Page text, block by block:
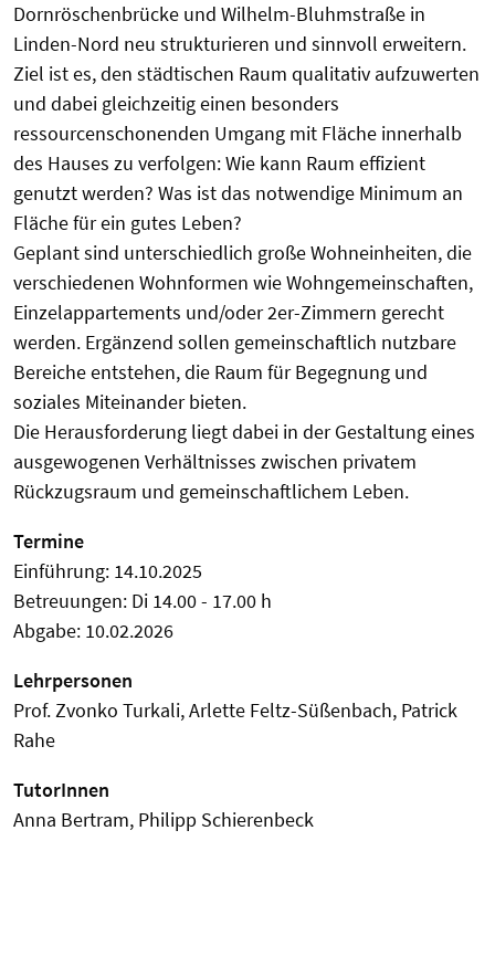
Dornröschenbrücke und Wilhelm-Bluhmstraße in
Linden-Nord neu strukturieren und sinnvoll erweitern.
Ziel ist es, den städtischen Raum qualitativ aufzuwerten
und dabei gleichzeitig einen besonders
ressourcenschonenden Umgang mit Fläche innerhalb
des Hauses zu verfolgen: Wie kann Raum effizient
genutzt werden? Was ist das notwendige Minimum an
Fläche für ein gutes Leben?
Geplant sind unterschiedlich große Wohneinheiten, die
verschiedenen Wohnformen wie Wohngemeinschaften,
Einzelappartements und/oder 2er-Zimmern gerecht
werden. Ergänzend sollen gemeinschaftlich nutzbare
Bereiche entstehen, die Raum für Begegnung und
soziales Miteinander bieten.
Die Herausforderung liegt dabei in der Gestaltung eines
ausgewogenen Verhältnisses zwischen privatem
Rückzugsraum und gemeinschaftlichem Leben.
Termine
Einführung: 14.10.2025
Betreuungen: Di 14.00 - 17.00 h
Abgabe: 10.02.2026
Lehrpersonen
Prof. Zvonko Turkali, Arlette Feltz-Süßenbach, Patrick
Rahe
TutorInnen
Anna Bertram, Philipp Schierenbeck